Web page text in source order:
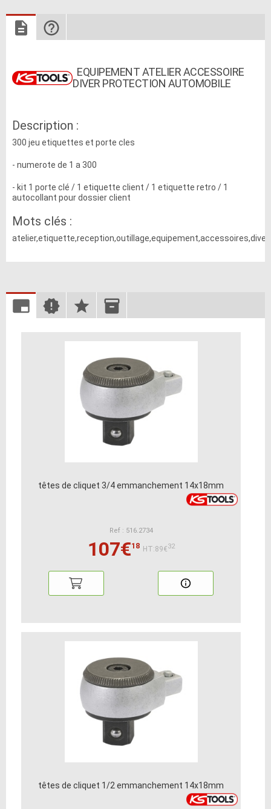
EQUIPEMENT ATELIER ACCESSOIRE
DIVER PROTECTION AUTOMOBILE
Description :
300 jeu etiquettes et porte cles
- numerote de 1 a 300
- kit 1 porte clé / 1 etiquette client / 1 etiquette retro / 1
autocollant pour dossier client
Mots clés :
têtes de cliquet 3/4 emmanchement 14x18mm
Ref : 516.2734
107€18 HT:89€32
têtes de cliquet 1/2 emmanchement 14x18mm